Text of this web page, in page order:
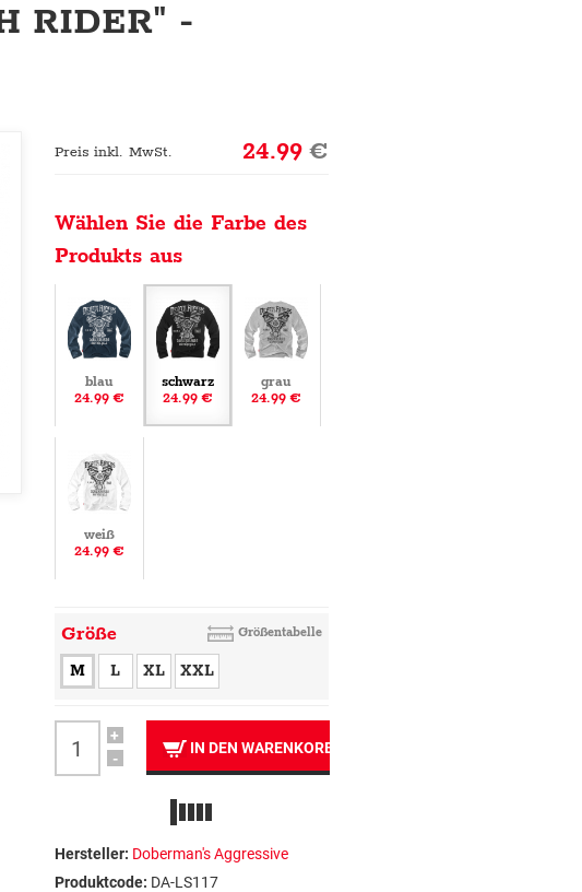
RIDER" -
Preis inkl. MwSt. 24.99€
Wählen Sie die Farbe des
Produkts aus
blau
24.99 €
schwarz
24.99 €
grau
24.99 €
weiß
24.99 €
Größe Größentabelle
M L XL XXL
+
-
IN DEN WARENKORB
Hersteller: Doberman's Aggressive
Produktcode: DA-LS117